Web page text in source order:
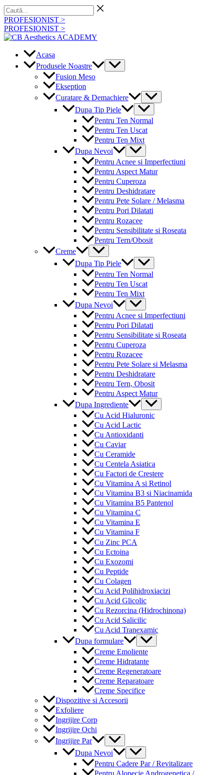
Skip
to
content
Caută...
PROFESIONIST >
PROFESIONIST >
Acasa
Produsele Noastre
Menu
Toggle
Fusion Meso
Ekseption
Curatare & Demachiere
Menu
Toggle
Dupa Tip Piele
Menu
Toggle
Pentru Ten Normal
Pentru Ten Uscat
Pentru Ten Mixt
Dupa Nevoi
Menu
Toggle
Pentru Acnee si Imperfectiuni
Pentru Aspect Matur
Pentru Cuperoza
Pentru Deshidratare
Pentru Pete Solare / Melasma
Pentru Pori Dilatati
Pentru Rozacee
Pentru Sensibilitate si Roseata
Pentru Tern/Obosit
Creme
Menu
Toggle
Dupa Tip Piele
Menu
Toggle
Pentru Ten Normal
Pentru Ten Uscat
Pentru Ten Mixt
Dupa Nevoi
Menu
Toggle
Pentru Acnee si Imperfectiuni
Pentru Pori Dilatati
Pentru Sensibilitate si Roseata
Pentru Cuperoza
Pentru Rozacee
Pentru Pete Solare si Melasma
Pentru Deshidratare
Pentru Tern, Obosit
Pentru Aspect Matur
Dupa Ingrediente
Menu
Toggle
Cu Acid Hialuronic
Cu Acid Lactic
Cu Antioxidanti
Cu Caviar
Cu Ceramide
Cu Centela Asiatica
Cu Factori de Crestere
Cu Vitamina A si Retinol
Cu Vitamina B3 si Niacinamida
Cu Vitamina B5 Pantenol
Cu Vitamina C
Cu Vitamina E
Cu Vitamina F
Cu Zinc PCA
Cu Ectoina
Cu Exozomi
Cu Peptide
Cu Colagen
Cu Acid Polihidroxiacizi
Cu Acid Glicolic
Cu Rezorcina (Hidrochinona)
Cu Acid Salicilic
Cu Acid Tranexamic
Dupa formulare
Menu
Toggle
Creme Emoliente
Creme Hidratante
Creme Regeneratoare
Creme Reparatoare
Creme Specifice
Dispozitive si Accesorii
Exfoliere
Ingrijire Corp
Ingrijire Ochi
Ingrijire Par
Menu
Toggle
Dupa Nevoi
Menu
Toggle
Pentru Cadere Par / Revitalizare